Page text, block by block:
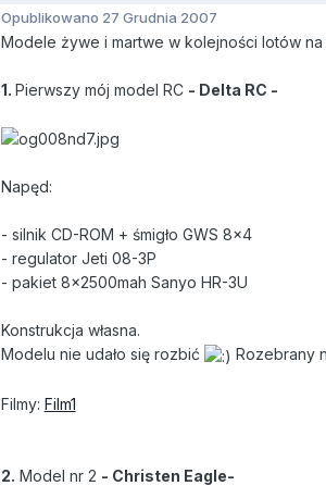
Opublikowano 27 Grudnia 2007
Modele żywe i martwe w kolejności lotów na
1. Pierwszy mój model RC - Delta RC -
Napęd:
- silnik CD-ROM + śmigło GWS 8x4
- regulator Jeti 08-3P
- pakiet 8x2500mah Sanyo HR-3U
Konstrukcja własna.
Modelu nie udało się rozbić
Rozebrany
Filmy: Film1
2. Model nr 2 - Christen Eagle-